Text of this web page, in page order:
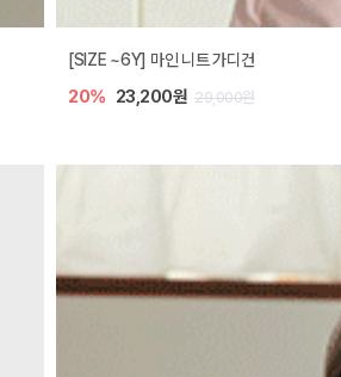
[SIZE ~6Y] 마인 니트 가디건
20% 23,200원 29,000원